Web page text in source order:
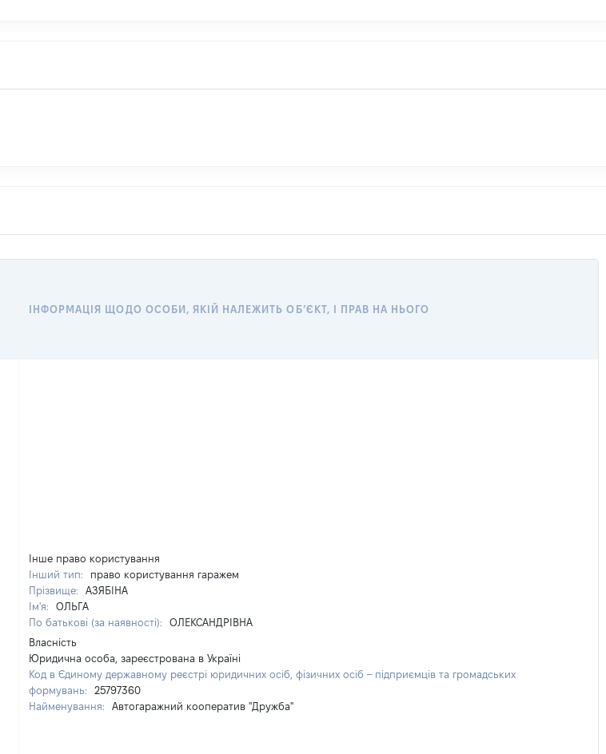
ІНФОРМАЦІЯ ЩОДО ОСОБИ, ЯКІЙ НАЛЕЖИТЬ ОБ’ЄКТ, І ПРАВ НА НЬОГО
Інше право користування
Інший тип:
право користування гаражем
Прізвище:
АЗЯБІНА
Ім'я:
ОЛЬГА
По батькові (за наявності):
ОЛЕКСАНДРІВНА
Власність
Юридична особа, зареєстрована в Україні
Код в Єдиному державному реєстрі юридичних осіб, фізичних осіб – підприємців та громадських
формувань:
25797360
Найменування:
Автогаражний кооператив "Дружба"